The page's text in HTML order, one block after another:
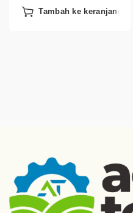
Tambah ke keranjang